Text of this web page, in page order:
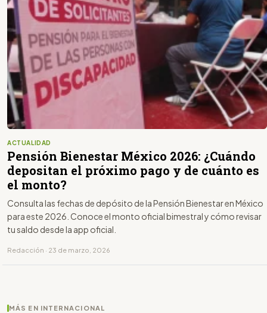
ACTUALIDAD
Pensión Bienestar México 2026: ¿Cuándo
depositan el próximo pago y de cuánto es
el monto?
Consulta las fechas de depósito de la Pensión Bienestar en México
para este 2026. Conoce el monto oficial bimestral y cómo revisar
tu saldo desde la app oficial.
Redacción · 23 de marzo, 2026
MÁS EN INTERNACIONAL